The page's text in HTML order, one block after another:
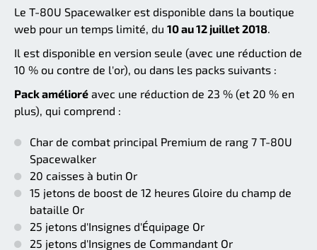
Le T-80U Spacewalker est disponible dans la boutique
web pour un temps limité, du 10 au 12 juillet 2018
Il est disponible en version seule (avec une réduction de
10 % ou contre de l'or), ou dans les packs suivants :
Pack amélioré avec une réduction de 23 % (et 20 % en
plus), qui comprend :
Char de combat principal Premium de rang 7 T-80U
Spacewalker
20 caisses à butin Or
15 jetons de boost de 12 heures Gloire du champ de
bataille Or
25 jetons d'Insignes d'Équipage Or
25 jetons d'Insignes de Commandant Or